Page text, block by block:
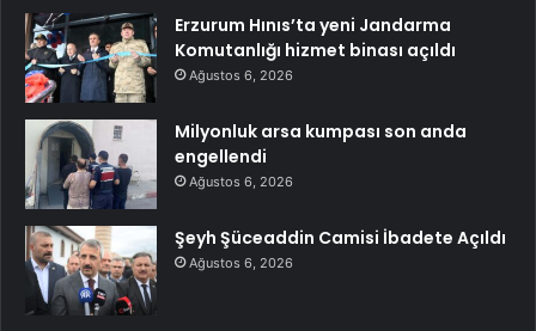
Erzurum Hınıs’ta yeni Jandarma
Komutanlığı hizmet binası açıldı
Ağustos 6, 2026
Milyonluk arsa kumpası son anda
engellendi
Ağustos 6, 2026
Şeyh Şüceaddin Camisi İbadete Açıldı
Ağustos 6, 2026